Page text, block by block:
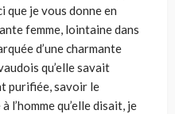
que je vous donne en
femme, lointaine dans
d’une charmante
qu’elle savait
purifiée, savoir le
l’homme qu’elle disait, je